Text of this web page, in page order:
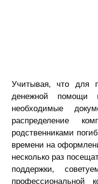
Учитывая, что для
денежной помощи
необходимые
распределение
родственниками
времени на
несколько раз
поддержки,
профессиональной